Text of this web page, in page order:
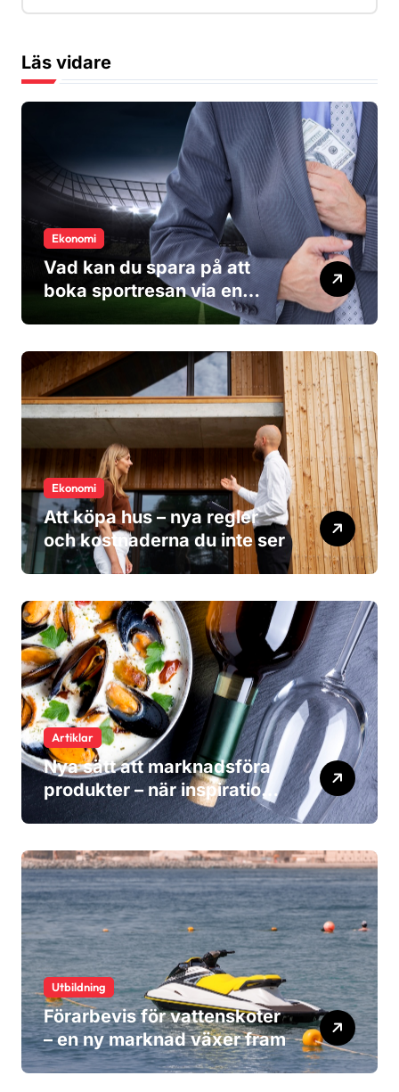
k
vLäs vidare
Ekonomi
Vad kan du spara på att
boka sportresan via en
researrangör?
Ekonomi
Att köpa hus – nya regler
och kostnaderna du inte ser
Artiklar
Nya sätt att marknadsföra
produkter – när inspiration
blir viktigare än reklam
Utbildning
Förarbevis för vattenskoter
– en ny marknad växer fram